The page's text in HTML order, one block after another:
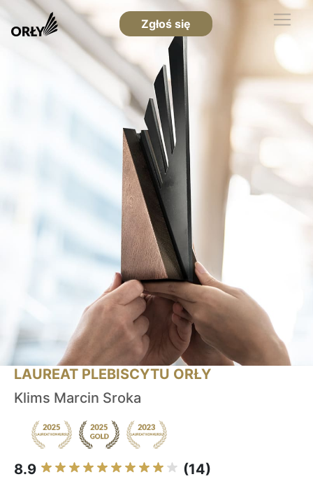
Zgłoś się
LAUREAT PLEBISCYTU ORŁY
Klims Marcin Sroka
8.9 (14)